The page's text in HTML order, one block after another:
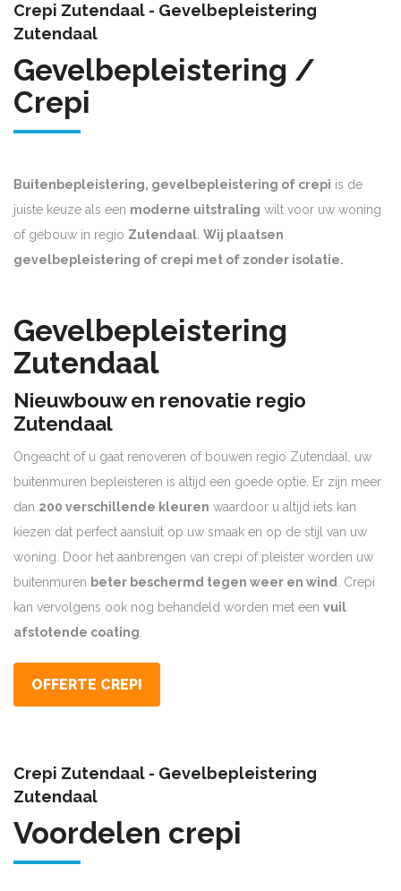
Crepi Zutendaal - Gevelbepleistering
Zutendaal
Gevelbepleistering /
Crepi
Buitenbepleistering, gevelbepleistering of crepi is de
juiste keuze als een moderne uitstraling wilt voor uw woning
of gebouw in regio Zutendaal. Wij plaatsen
gevelbepleistering of crepi met of zonder isolatie.
Gevelbepleistering
Zutendaal
Nieuwbouw en renovatie regio
Zutendaal
Ongeacht of u gaat renoveren of bouwen regio Zutendaal, uw
buitenmuren bepleisteren is altijd een goede optie. Er zijn meer
dan 200 verschillende kleuren waardoor u altijd iets kan
kiezen dat perfect aansluit op uw smaak en op de stijl van uw
woning. Door het aanbrengen van crepi of pleister worden uw
buitenmuren beter beschermd tegen weer en wind. Crepi
kan vervolgens ook nog behandeld worden met een vuil
afstotende coating.
OFFERTE CREPI
Crepi Zutendaal - Gevelbepleistering
Zutendaal
Voordelen crepi